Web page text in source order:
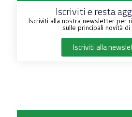
Iscriviti e resta
Iscriviti alla nostra newsletter per
sulle principali novità
Iscriviti alla